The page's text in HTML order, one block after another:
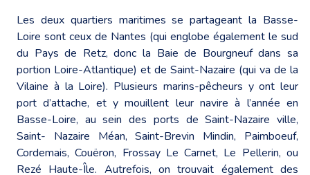
Les deux quartiers maritimes se partageant la Basse-
Loire sont ceux de Nantes (qui englobe également le sud
du Pays de Retz, donc la Baie de Bourgneuf dans sa
portion Loire-Atlantique) et de Saint-Nazaire (qui va de la
Vilaine à la Loire). Plusieurs marins-pêcheurs y ont leur
port d’attache, et y mouillent leur navire à l’année en
Basse-Loire, au sein des ports de Saint-Nazaire ville,
Saint- Nazaire Méan, Saint-Brevin Mindin, Paimboeuf,
Cordemais, Couëron, Frossay Le Carnet, Le Pellerin, ou
Rezé Haute-Île. Autrefois, on trouvait également des